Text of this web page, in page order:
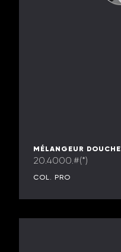
MÉLANGEUR DOUCHE
20.4000.#(*)
COL. PRO